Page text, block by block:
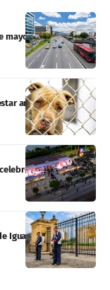
mayo: horarios, vías
animal y fortalecer
los 100 años de
Igualdad y Equidad: